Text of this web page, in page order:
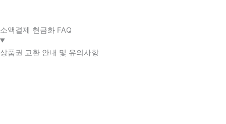
소액결제 현금화 FAQ​
상품권 교환 안내 및 유의사항